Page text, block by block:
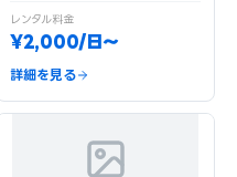
レンタル料金
¥2,000/日〜
詳細を見る